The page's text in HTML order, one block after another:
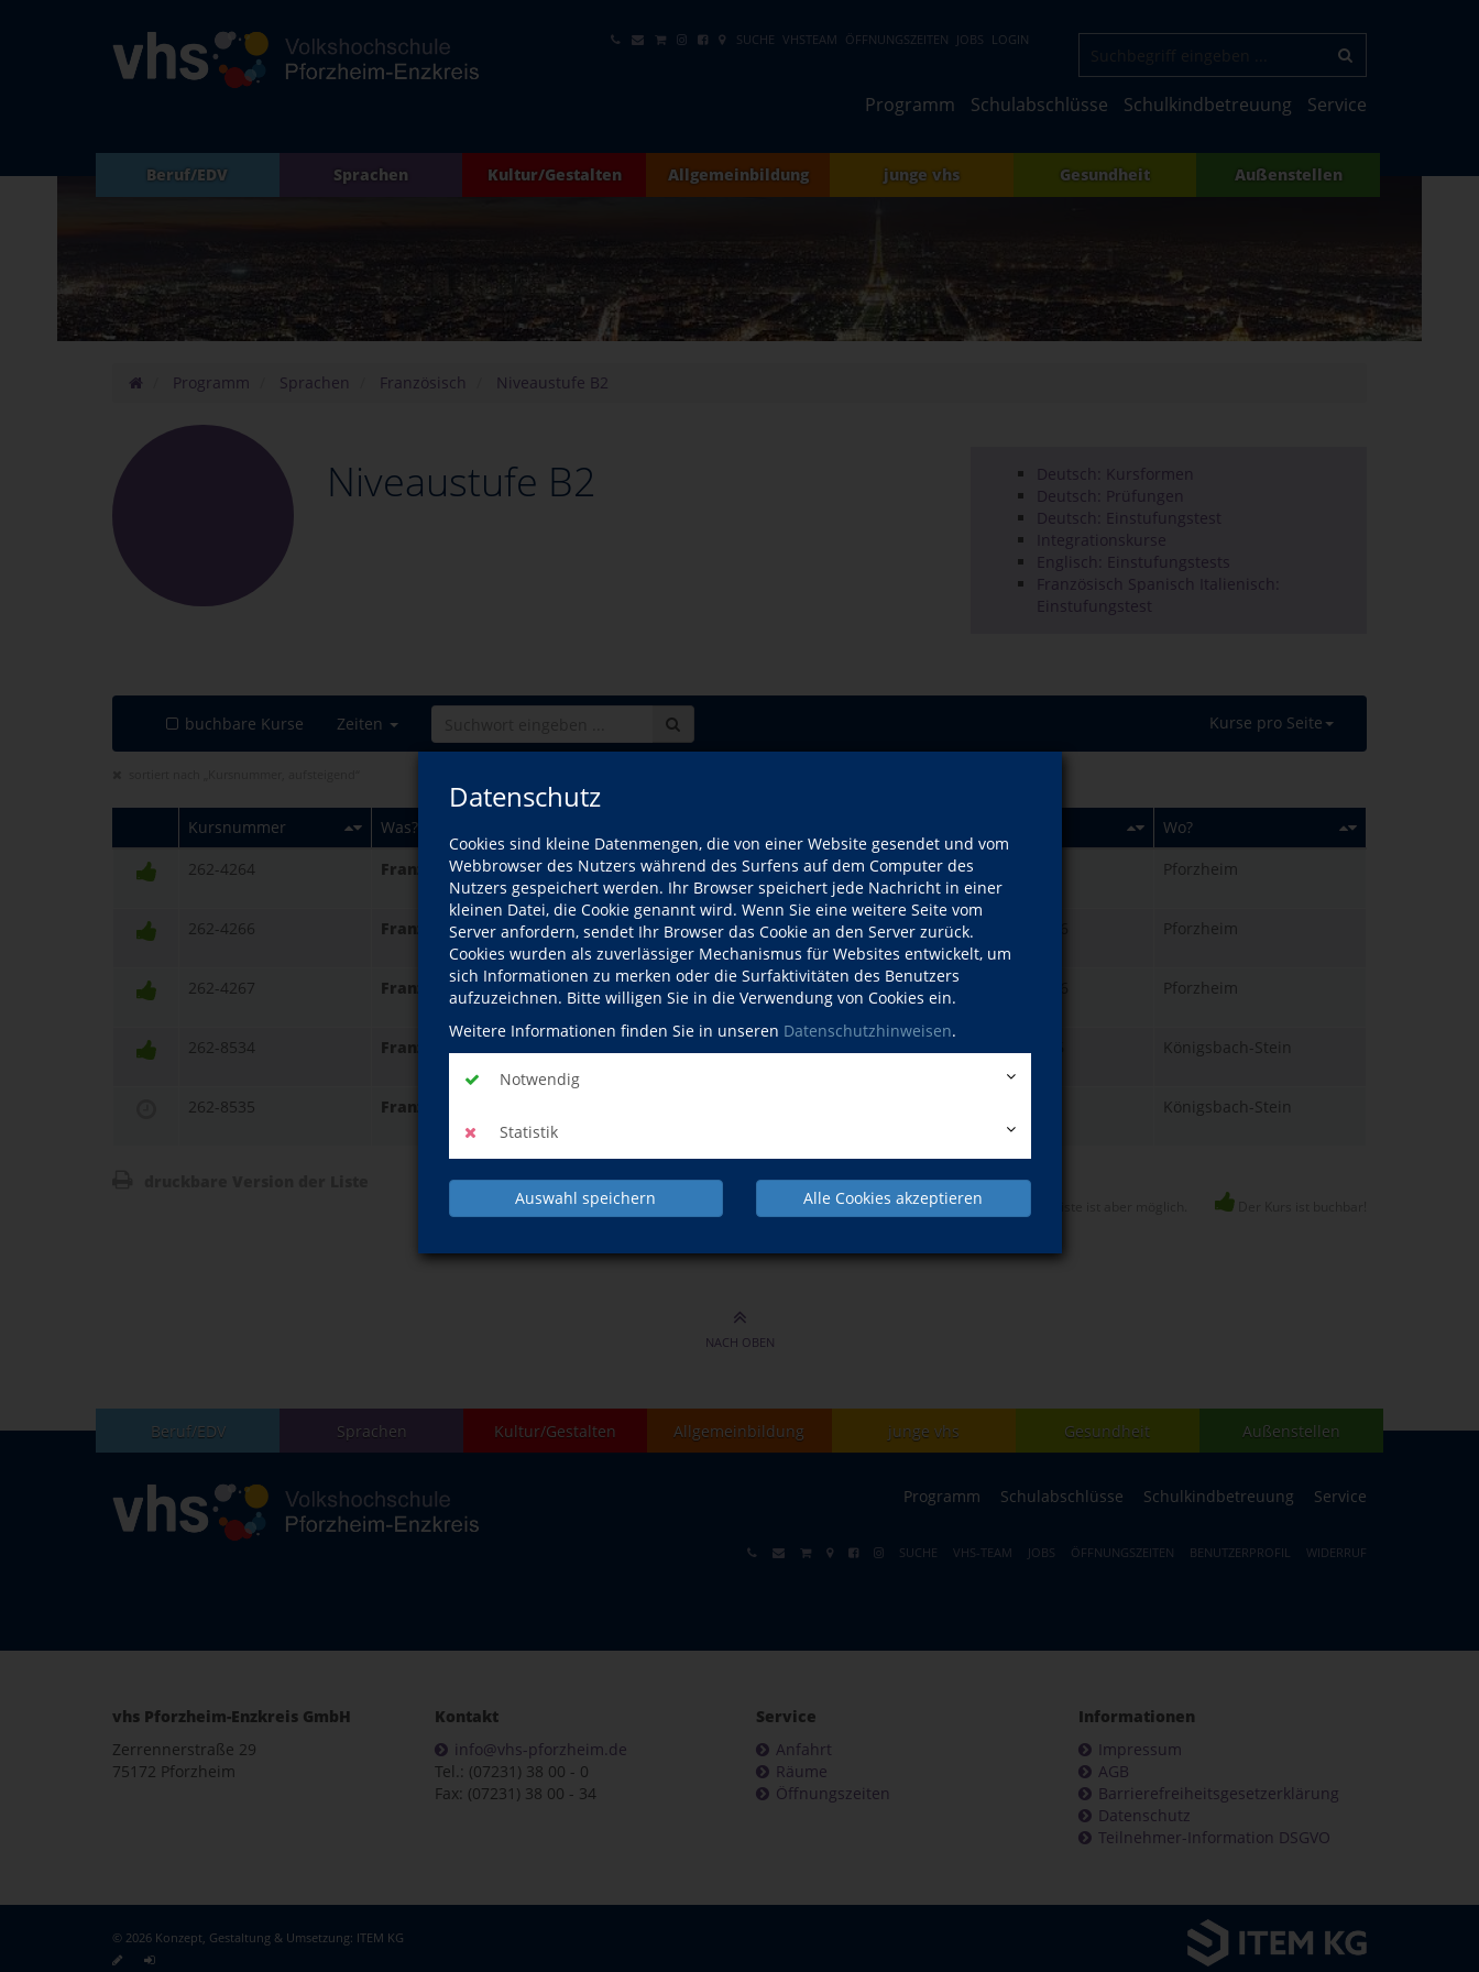
Datenschutz
Cookies sind kleine Datenmengen, die von einer Website gesendet und vom
Webbrowser des Nutzers während des Surfens auf dem Computer des
Nutzers gespeichert werden. Ihr Browser speichert jede Nachricht in einer
kleinen Datei, die Cookie genannt wird. Wenn Sie eine weitere Seite vom
Server anfordern, sendet Ihr Browser das Cookie an den Server zurück.
Cookies wurden als zuverlässiger Mechanismus für Websites entwickelt, um
sich Informationen zu merken oder die Surfaktivitäten des Benutzers
aufzuzeichnen. Bitte willigen Sie in die Verwendung von Cookies ein.
Weitere Informationen finden Sie in unseren Datenschutzhinweisen.
Notwendig
Statistik
Auswahl speichern Alle Cookies akzeptieren
SUCHE VHSTEAM ÖFFNUNGSZEITEN JOBS LOGIN
Programm Schulabschlüsse Schulkindbetreuung Service
Beruf/EDV Sprachen Kultur/Gestalten Allgemeinbildung junge vhs Gesundheit Außenstellen
Programm Sprachen Französisch Niveaustufe B2
Niveaustufe B2
Deutsch: Kursformen
Deutsch: Prüfungen
Deutsch: Einstufungstest
Integrationskurse
Englisch: Einstufungstests
Französisch Spanisch Italienisch:
Einstufungstest
buchbare Kurse Zeiten Kurse pro Seite
Kursnummer Was?
Wo?
262-4264
Französisch Conversation B1/B2 – am Vormittag Di., 22.09.2026
09:00 Uhr
Pforzheim
262-4266 Französisch Conversation B2 – am Nachmittag Mo., 21.09.2026
17:00 Uhr
Pforzheim
262-4267 Französisch Conversation B2 – am Abend Mo., 21.09.2026
18:00 Uhr
Pforzheim
262-8534 Französisch B1/B2 / Intensiv Königsbach-Stein
262-8535 Französisch B1/B2 / Konversation am Vormittag
09:15 Uhr
Königsbach-Stein
Der Kurs ist voll, Warteliste ist aber möglich.
NACH OBEN
Beruf/EDV Sprachen Kultur/Gestalten Allgemeinbildung junge vhs Gesundheit Außenstellen
Programm Schulabschlüsse Schulkindbetreuung Service
SUCHE VHS-TEAM JOBS ÖFFNUNGSZEITEN BENUTZERPROFIL WIDERRUF
vhs Pforzheim-Enzkreis GmbH
Zerrennerstraße 29
75172 Pforzheim
Kontakt
info@vhs-pforzheim.de
Tel.: (07231) 38 00 - 0
Fax: (07231) 38 00 - 34
Service
Anfahrt
Räume
Öffnungszeiten
Informationen
Impressum
AGB
Barrierefreiheitsgesetzerklärung
Datenschutz
Teilnehmer-Information DSGVO
© 2026 Konzept, Gestaltung & Umsetzung: ITEM KG